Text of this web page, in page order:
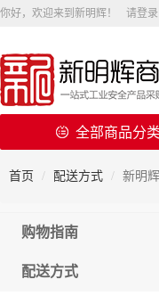
你好，欢迎来到新明辉！ 请登录
全部商品分类
首页 配送方式 新明
购物指南
配送方式